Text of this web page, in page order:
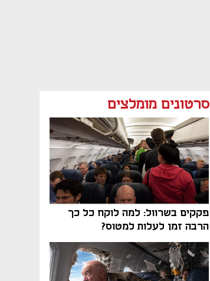
סרטונים מומלצים
פקקים בשרוול: למה לוקח כל כך
הרבה זמן לעלות למטוס?